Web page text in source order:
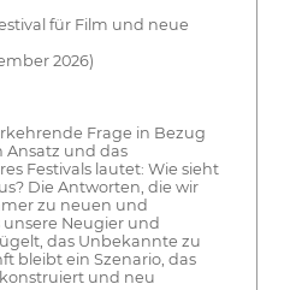
für Film und neue
2026)
Frage in Bezug
Ansatz und das
Festivals lautet: Wie sieht
Die Antworten, die wir
zu neuen und
unsere Neugier und
das Unbekannte zu
bleibt ein Szenario, das
und neu